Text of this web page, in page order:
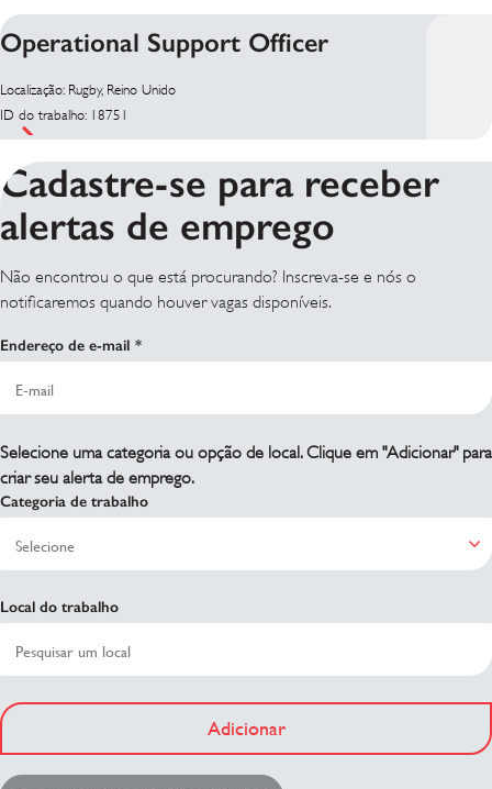
Operational Support Officer
Localização: Rugby, Reino Unido
ID do trabalho: 18751
Cadastre-se para receber
alertas de emprego
Não encontrou o que está procurando? Inscreva-se e nós o
notificaremos quando houver vagas disponíveis.
Endereço de e-mail
Selecione uma categoria ou opção de local. Clique em "Adicionar" para
criar seu alerta de emprego.
Categoria de trabalho
Local do trabalho
Adicionar